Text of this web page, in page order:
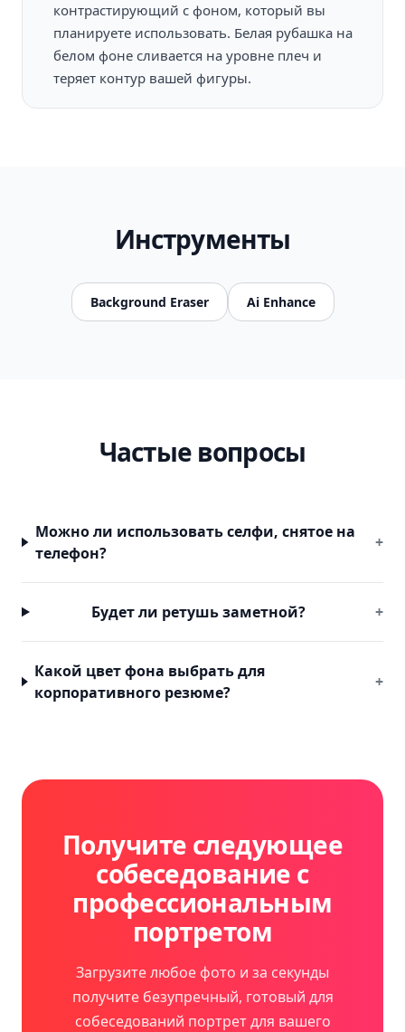
контрастирующий с фоном, который вы
планируете использовать. Белая рубашка на
белом фоне сливается на уровне плеч и
теряет контур вашей фигуры.
Инструменты
Background Eraser Ai Enhance
Частые вопросы
Можно ли использовать селфи, снятое на
телефон?
+
Будет ли ретушь заметной? +
Какой цвет фона выбрать для
корпоративного резюме?
+
Получите следующее
собеседование с
профессиональным
портретом
Загрузите любое фото и за секунды
получите безупречный, готовый для
собеседований портрет для вашего